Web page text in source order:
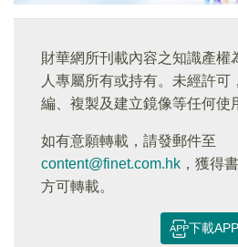
財華網所刊載內容之知識產權
人專屬所有或持有。未經許可
編、複製及建立鏡像等任何使
如有意願轉載，請發郵件至
content@finet.com.hk ，獲得
方可轉載。
下載APP